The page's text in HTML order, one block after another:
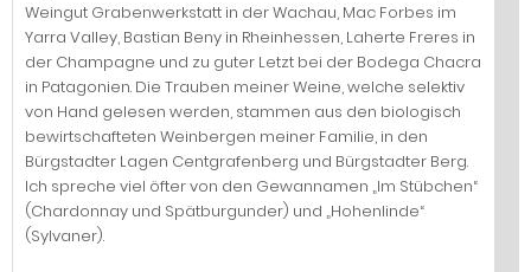
Weingut Grabenwerkstatt in der Wachau, Mac Forbes im
Yarra Valley, Bastian Beny in Rheinhessen, Laherte Freres in
der Champagne und zu guter Letzt bei der Bodega Chacra
in Patagonien. Die Trauben meiner Weine, welche selektiv
von Hand gelesen werden, stammen aus den biologisch
bewirtschafteten Weinbergen meiner Familie, in den
Bürgstadter Lagen Centgrafenberg und Bürgstadter Berg.
Ich spreche viel öfter von den Gewannamen „Im Stübchen“
(Chardonnay und Spätburgunder) und „Hohenlinde“
(Sylvaner).